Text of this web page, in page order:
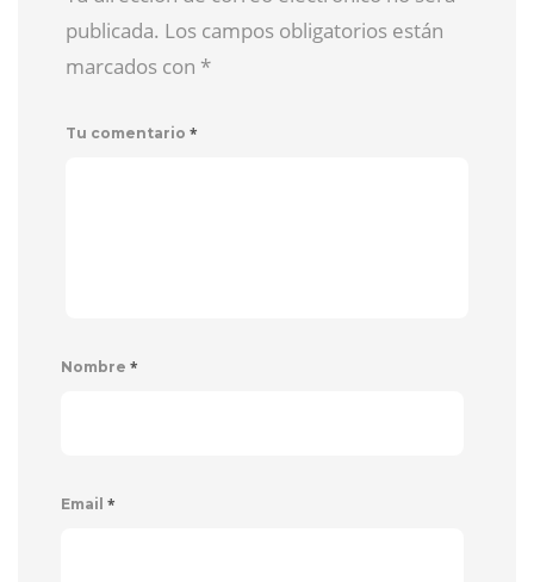
publicada. Los campos obligatorios están
marcados con *
Tu comentario *
Nombre *
Email *